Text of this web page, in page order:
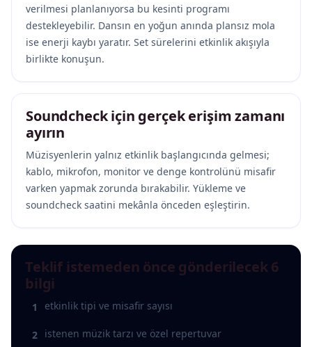
verilmesi planlanıyorsa bu kesinti programı
destekleyebilir. Dansın en yoğun anında plansız mola
ise enerji kaybı yaratır. Set sürelerini etkinlik akışıyla
birlikte konuşun.
Soundcheck için gerçek erişim zamanı
ayırın
Müzisyenlerin yalnız etkinlik başlangıcında gelmesi;
kablo, mikrofon, monitor ve denge kontrolünü misafir
varken yapmak zorunda bırakabilir. Yükleme ve
soundcheck saatini mekânla önceden eşleştirin.
Teklif istemeden önce gönderilecek 6
bilgi
1 etkinlik tipi ve misafir sayısı
2 istenen müzik tarzı ve özel repertuvar